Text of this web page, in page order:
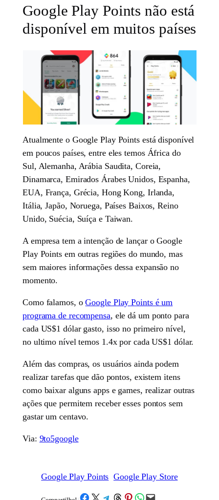
Google Play Points não está
disponível em muitos países
Atualmente o Google Play Points está disponível
em poucos países, entre eles temos África do
Sul, Alemanha, Arábia Saudita, Coreia,
Dinamarca, Emirados Árabes Unidos, Espanha,
EUA, França, Grécia, Hong Kong, Irlanda,
Itália, Japão, Noruega, Países Baixos, Reino
Unido, Suécia, Suíça e Taiwan.
A empresa tem a intenção de lançar o Google
Play Points em outras regiões do mundo, mas
sem maiores informações dessa expansão no
momento.
Como falamos, oGoogle Play Points é um
programa de recompensa, ele dá um ponto para
cada US$1 dólar gasto, isso no primeiro nível,
no ultimo nível temos 1.4x por cada US$1 dólar.
Além das compras, os usuários ainda podem
realizar tarefas que dão pontos, existem itens
como baixar alguns apps e games, realizar outras
ações que permitem receber esses pontos sem
gastar um centavo.
Via: 9to5google
Google Play Points Google Play Store
Share on Facebook
Share on X Share on Telegram
Share on Threads
Share on Pinterest
Share on WhatsApp
Email this Page